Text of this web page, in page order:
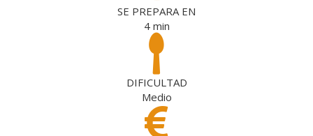
SE PREPARA EN
4min
DIFICULTAD
Medio